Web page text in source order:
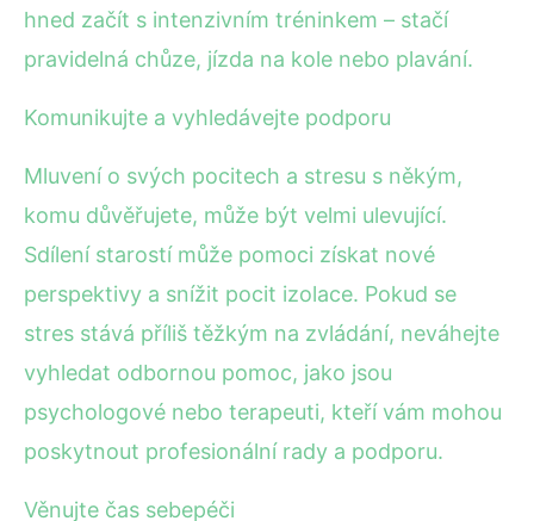
hned začít s intenzivním tréninkem – stačí
pravidelná chůze, jízda na kole nebo plavání.
Komunikujte a vyhledávejte podporu
Mluvení o svých pocitech a stresu s někým,
komu důvěřujete, může být velmi ulevující.
Sdílení starostí může pomoci získat nové
perspektivy a snížit pocit izolace. Pokud se
stres stává příliš těžkým na zvládání, neváhejte
vyhledat odbornou pomoc, jako jsou
psychologové nebo terapeuti, kteří vám mohou
poskytnout profesionální rady a podporu.
Věnujte čas sebepéči